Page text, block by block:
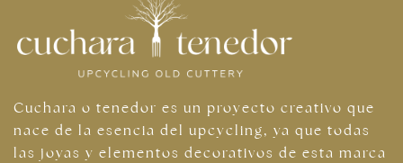
Cuchara o tenedor es un proyecto creativo que
nace de la esencia del upcycling, ya que todas
las joyas y elementos decorativos de esta marca